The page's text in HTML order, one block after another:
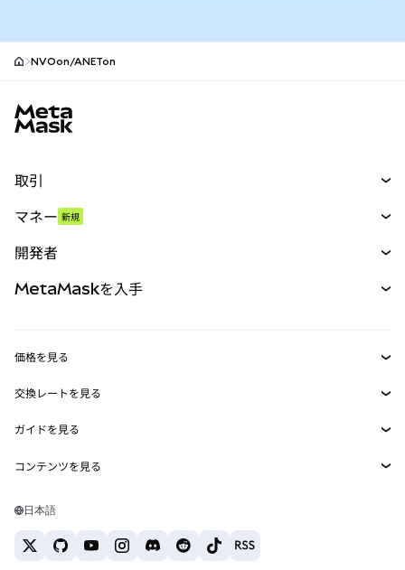
NVOon/ANETon
取引
パーペチュアル
RWA
マネー 新規
開発者
MetaMask Connect
Snaps
Web3サービス
MetaMaskを入手
セキュリティ
サポート
キャリア
お問い合わせ
価格を見る
イーサリアムの価格
Solanaの価格
Tetherの価格
交換レートを見る
ETH→USD
USDT→INR
BTC→INR
ETH→USDT
ガイドを見る
ETHの購入
USDTの購入
コンテンツを見る
Solanaウォレット
日本語